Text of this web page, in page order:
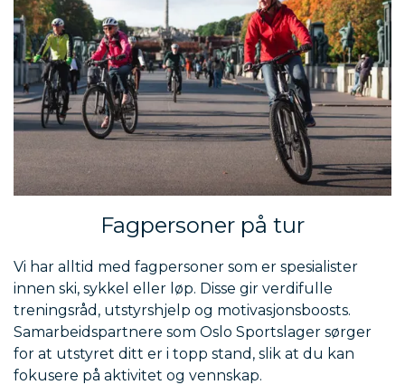
Fagpersoner på tur
Vi har alltid med fagpersoner som er spesialister
innen ski, sykkel eller løp. Disse gir verdifulle
treningsråd, utstyrshjelp og motivasjonsboosts.
Samarbeidspartnere som Oslo Sportslager sørger
for at utstyret ditt er i topp stand, slik at du kan
fokusere på aktivitet og vennskap.